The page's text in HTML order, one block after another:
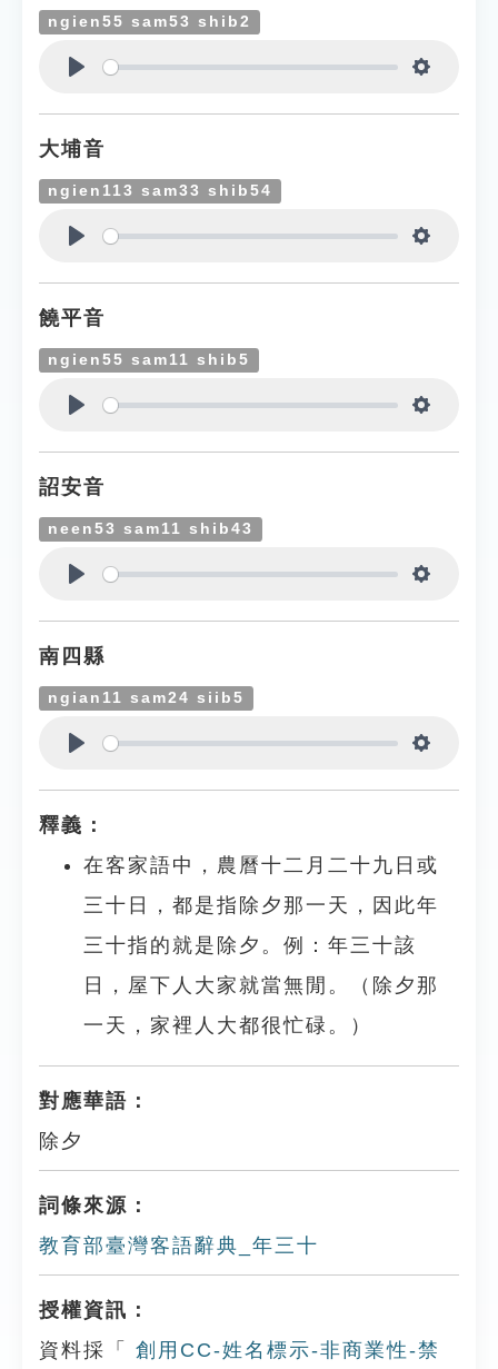
ngien55 sam53 shib2
大埔音
ngien113 sam33 shib54
饒平音
ngien55 sam11 shib5
詔安音
neen53 sam11 shib43
南四縣
ngian11 sam24 siib5
釋義：
在客家語中，農曆十二月二十九日或
三十日，都是指除夕那一天，因此年
三十指的就是除夕。例：年三十該
日，屋下人大家就當無閒。（除夕那
一天，家裡人大都很忙碌。）
對應華語：
除夕
詞條來源：
教育部臺灣客語辭典_年三十
授權資訊：
資料採「
創用CC-姓名標示-非商業性-禁